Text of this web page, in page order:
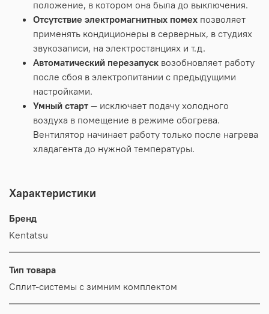
положение, в котором она была до выключения.
Отсутствие электромагнитных помех позволяет
применять кондиционеры в серверных, в студиях
звукозаписи, на электростанциях и т.д.
Автоматический перезапуск возобновляет работу
после сбоя в электропитании с предыдущими
настройками.
Умный старт — исключает подачу холодного
воздуха в помещение в режиме обогрева.
Вентилятор начинает работу только после нагрева
хладагента до нужной температуры.
Характеристики
Бренд
Kentatsu
Тип товара
Сплит-системы с зимним комплектом